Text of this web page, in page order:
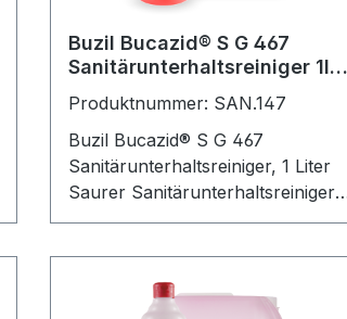
Buzil Bucazid® S G 467
Sanitärunterhaltsreiniger 1l
Produktnummer: SAN.147
Buzil Bucazid® S G 467
Sanitärunterhaltsreiniger, 1 Liter
Saurer Sanitärunterhaltsreiniger
auf Amidosulfonsäurebasis mit
im gesamten Sanitär- und